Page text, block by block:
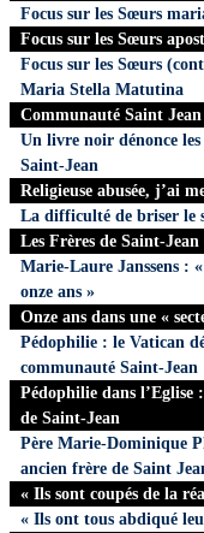
Focus sur les Sœurs
Focus sur les Sœurs
Focus sur les Sœurs
Maria Stella Matutina
Communauté Saint
Un livre noir dénonce
Saint-Jean
Religieuse abusée, j’ai
La difficulté de briser le
Les Frères de Saint-
Marie-Laure Janssens :
onze ans »
Onze ans dans une «
Pédophilie : le Vatican
communauté Saint-Jean
Pédophilie dans l’Eglise
de Saint-Jean
Père Marie-Dominique
ancien frère de Saint
« Ils sont coupés de la
« Ils ont tous abdiqué